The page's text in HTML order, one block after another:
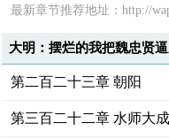
最新章节推荐地址：http://
第二百二十三章 朝阳
第三百二十二章 水师大成